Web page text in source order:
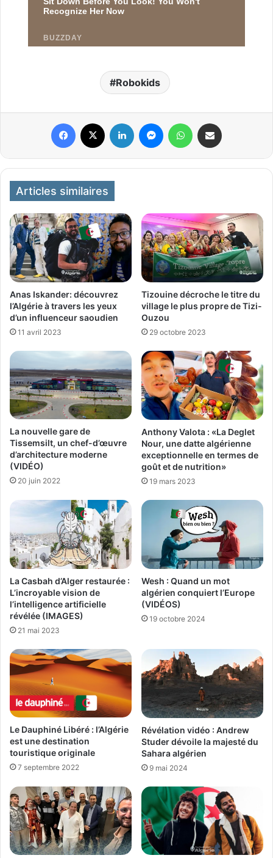
Robokids
Articles similaires
Anas Iskander: découvrez
l’Algérie à travers les yeux
d’un influenceur saoudien
11 avril 2023
Tizouine décroche le titre du
village le plus propre de Tizi-
Ouzou
29 octobre 2023
La nouvelle gare de
Tissemsilt, un chef-d’œuvre
d’architecture moderne
(VIDÉO)
20 juin 2022
Anthony Valota : «La Deglet
Nour, une datte algérienne
exceptionnelle en termes de
goût et de nutrition»
19 mars 2023
La Casbah d’Alger restaurée :
L’incroyable vision de
l’intelligence artificielle
révélée (IMAGES)
21 mai 2023
Wesh : Quand un mot
algérien conquiert l’Europe
(VIDÉOS)
19 octobre 2024
Le Dauphiné Libéré : l’Algérie
est une destination
touristique originale
7 septembre 2022
Révélation vidéo : Andrew
Studer dévoile la majesté du
Sahara algérien
9 mai 2024